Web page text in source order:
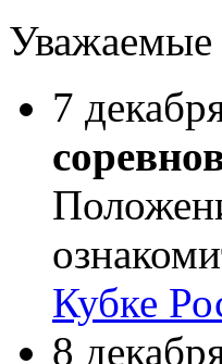
Уважаемые
7
Кубке
8